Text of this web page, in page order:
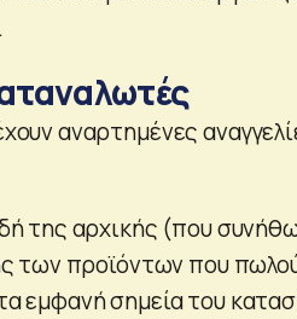
αναρτημένες
της αρχικής (που
των προϊόντων που
εμφανή σημεία του